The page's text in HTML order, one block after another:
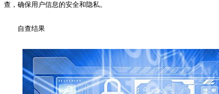
查，确保用户信息的安全和隐私。
自查结果